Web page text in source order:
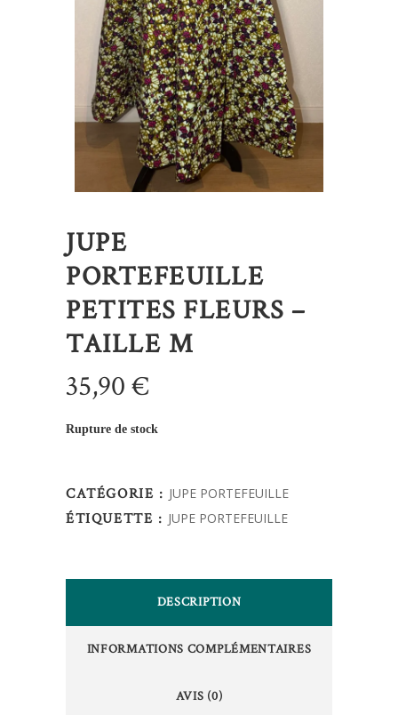
JUPE
PORTEFEUILLE
PETITES FLEURS –
TAILLE M
35,90€
Rupture de stock
CATÉGORIE : JUPE PORTEFEUILLE
ÉTIQUETTE : JUPE PORTEFEUILLE
DESCRIPTION
INFORMATIONS COMPLÉMENTAIRES
AVIS (0)